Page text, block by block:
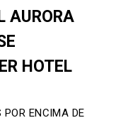
AURORA
HOTEL
ENCIMA DE